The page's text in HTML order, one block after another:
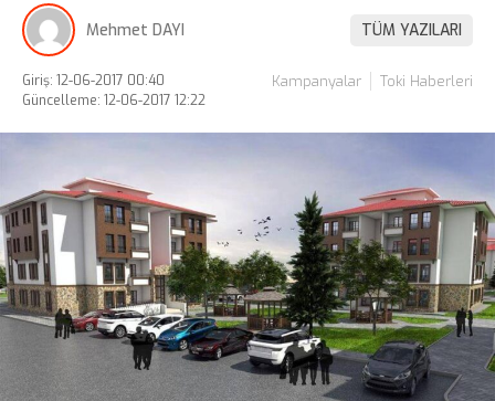
Mehmet DAYI TÜM YAZILARI
Giriş: 12-06-2017 00:40
Güncelleme: 12-06-2017 12:22
Kampanyalar Toki Haberleri